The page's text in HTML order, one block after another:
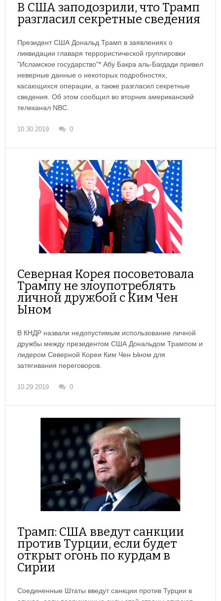
В США заподозрили, что Трамп
разгласил секретные сведения
Президент США Дональд Трамп в заявлениях о
ликвидации главаря террористической группировки
"Исламское государство"* Абу Бакра аль-Багдади привел
неверные данные о некоторых подробностях,
касающихся операции, а также разгласил секретные
сведения. Об этом сообщил во вторник американский
телеканал NBC.
10.30.2019 0
Северная Корея посоветовала
Трампу не злоупотреблять
личной дружбой с Ким Чен
Ыном
В КНДР назвали недопустимым использование личной
дружбы между президентом США Дональдом Трампом и
лидером Северной Кореи Ким Чен Ыном для
затягивания переговоров.
10.29.2019 0
Трамп: США введут санкции
против Турции, если будет
открыт огонь по курдам в
Сирии
Соединенные Штаты введут санкции против Турции в